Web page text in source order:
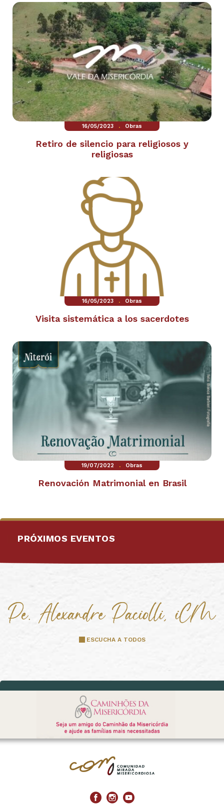
16/05/2023 . Obras
Retiro de silencio para religiosos y
religiosas
16/05/2023 . Obras
Visita sistemática a los sacerdotes
19/07/2022 . Obras
Renovación Matrimonial en Brasil
PRÓXIMOS EVENTOS
ESCUCHA A TODOS